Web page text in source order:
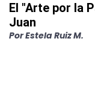
El "Arte por la
Juan
PorEstela Ruiz M.